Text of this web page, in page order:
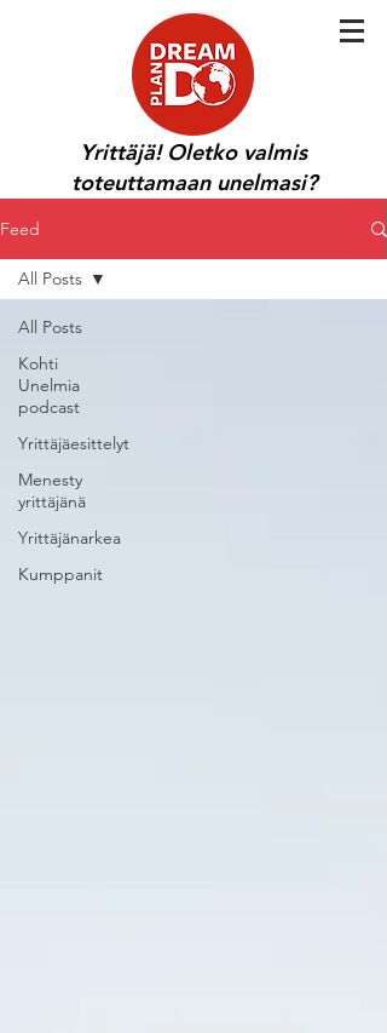
Yrittäjä! Oletko valmis
toteuttamaan unelmasi?
Feed
All Posts
Kohti
Unelmia
podcast
Yrittäjäesittelyt
Menesty
yrittäjänä
Yrittäjänarkea
Kumppanit
All Posts